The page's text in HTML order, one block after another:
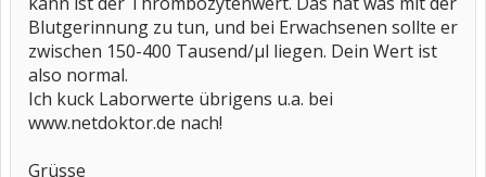
Blutgerinnung zu tun, und bei Erwachsenen sollte er
zwischen 150-400 Tausend/µl liegen. Dein Wert ist
also normal.
Ich kuck Laborwerte übrigens u.a. bei
www.netdoktor.de nach!
Grüsse